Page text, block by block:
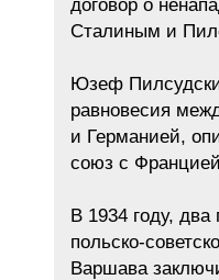
договор о
Сталиным и
Юзеф
равновесия
и Германией,
союз с
В 1934 году, два
польско-
Варшава